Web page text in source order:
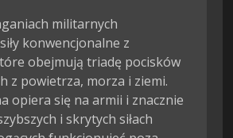
militarnych
konwencjonalne z
obejmują triadę pocisków
z powietrza, morza i ziemi.
opiera się na armii i znacznie
i skrytych siłach